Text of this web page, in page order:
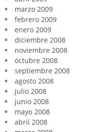
marzo 2009
febrero 2009
enero 2009
diciembre 2008
noviembre 2008
octubre 2008
septiembre 2008
agosto 2008
julio 2008
junio 2008
mayo 2008
abril 2008